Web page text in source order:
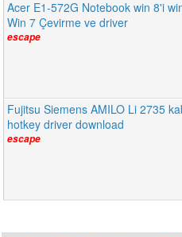
Acer E1-572G Notebook win 8'i
Win 7 Çevirme ve driver
escape
Fujitsu Siemens AMILO Li 2735
hotkey driver download
escape